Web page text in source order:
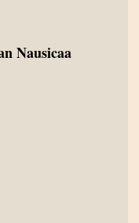
Nausicaa